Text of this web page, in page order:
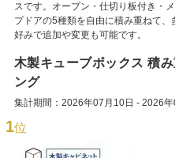
スです。オープン・仕切り板付き・
プドアの5種類を自由に積み重ねて
好みで追加や変更も可能です。
木製キューブボックス 積
ング
集計期間：2026年07月10日 - 2026年
1位